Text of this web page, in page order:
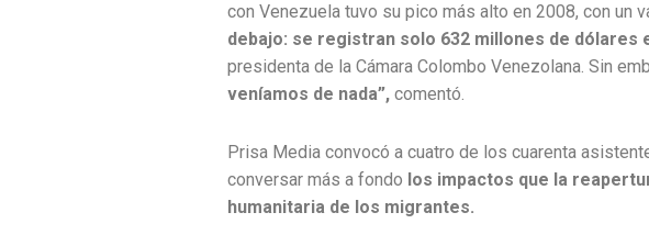
con Venezuela tuvo su pico más alto en 2008, con un
debajo: se registran solo 632 millones de
presidenta de la Cámara Colombo Venezolana. Sin
veníamos de nada”, comentó.
Prisa Media convocó a cuatro de los cuarenta
conversar más a fondo los impactos que la
humanitaria de los migrantes.